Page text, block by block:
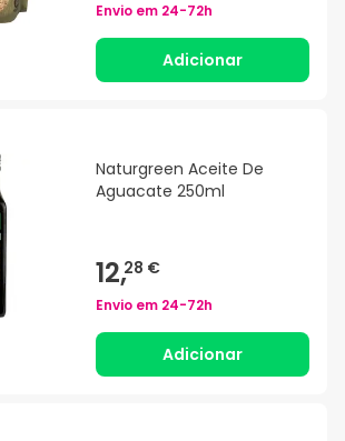
Envio em 24-72h
Adicionar
Naturgreen Aceite De
Aguacate 250ml
12,28 €
Envio em 24-72h
Adicionar